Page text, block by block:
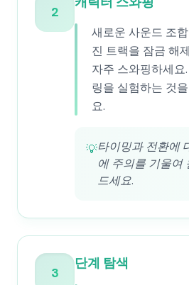
2
새로운 사운드 조
진 트랙을 잠금 해
자주 스와핑하세요
링을 실험하는 것
요.
💡타이밍과 전환에
에 주의를 기울여
드세요.
3
단계 탐색